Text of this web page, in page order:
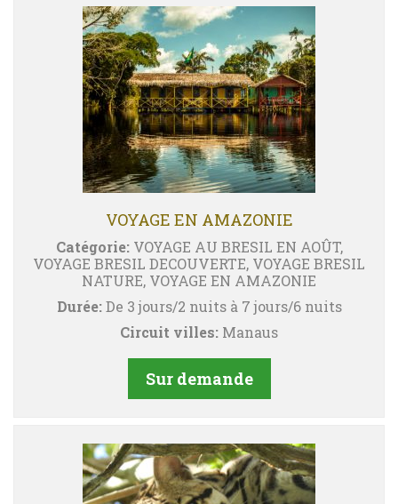
VOYAGE EN AMAZONIE
Catégorie:VOYAGE AU BRESIL EN AOÛT,
VOYAGE BRESIL DECOUVERTE, VOYAGE BRESIL
NATURE, VOYAGE EN AMAZONIE
Durée:De 3 jours/2 nuits à 7 jours/6 nuits
Circuit villes: Manaus
Sur demande